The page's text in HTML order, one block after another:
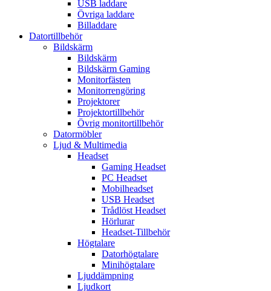
USB laddare
Övriga laddare
Billaddare
Datortillbehör
Bildskärm
Bildskärm
Bildskärm Gaming
Monitorfästen
Monitorrengöring
Projektorer
Projektortillbehör
Övrig monitortillbehör
Datormöbler
Ljud & Multimedia
Headset
Gaming Headset
PC Headset
Mobilheadset
USB Headset
Trådlöst Headset
Hörlurar
Headset-Tillbehör
Högtalare
Datorhögtalare
Minihögtalare
Ljuddämpning
Ljudkort